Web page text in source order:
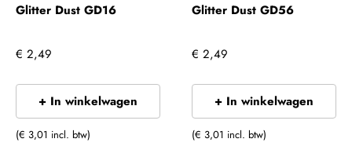
Glitter Dust GD16
€ 2,49
+ In winkelwagen
(€ 3,01 incl. btw)
Glitter Dust GD56
€ 2,49
+ In winkelwagen
(€ 3,01 incl. btw)